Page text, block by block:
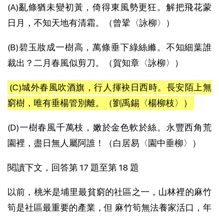
(A)亂條猶未變初黃，倚得東風勢更狂。解把飛花蒙
日月，不知天地有清霜。（曾鞏〈詠柳〉）
(B)碧玉妝成一樹高，萬條垂下綠絲縧。不知細葉誰
裁出？二月春風似剪刀。（賀知章〈詠柳〉）
(C)城外春風吹酒旗，行人揮袂日西時。長安陌上無
窮樹，唯有垂楊管別離。（劉禹錫〈楊柳枝〉）
(D)一樹春風千萬枝，嫩於金色軟於絲。永豐西角荒
園裡，盡日無人屬阿誰！（白居易〈園中垂柳〉）
閱讀下文，回答第 17 題至第 18 題
以前，桃米是埔里最貧窮的社區之一，山林裡的麻竹
筍是社區最重要的產業，但 麻竹筍無法養家活口，年